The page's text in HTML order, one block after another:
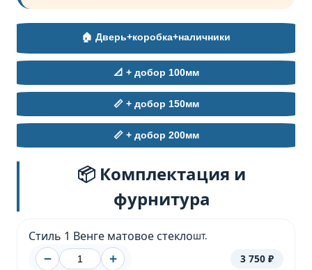
🏠 Дверь+коробка+наличники
📐 + добор 100мм
📏 + добор 150мм
📏 + добор 200мм
📦 Комплектация и
фурнитура
Стиль 1 Венге матовое стеклошт.
− + 3 750 ₽